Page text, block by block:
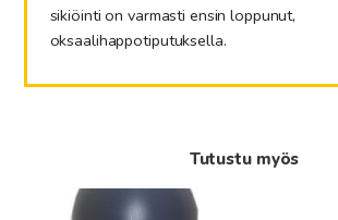
sikiöinti on varmasti ensin loppunut,
oksaalihappotiputuksella.
Tutustu myös